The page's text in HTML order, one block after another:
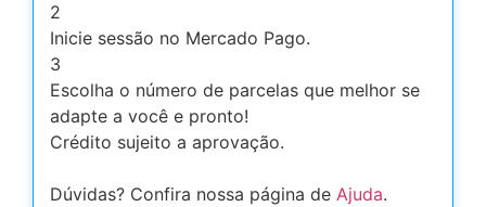
2
Inicie sessão no Mercado Pago.
3
Escolha o número de parcelas que melhor se
adapte a você e pronto!
Crédito sujeito a aprovação.
Dúvidas? Confira nossa página de Ajuda.